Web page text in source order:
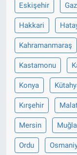
Eskişehir
Hakkari
Kahramanmaraş
Kastamonu
Konya
Kırşehir
Mersin Muğla
Ordu